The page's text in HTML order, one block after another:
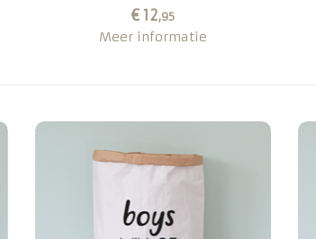
€ 12,95
Meer informatie